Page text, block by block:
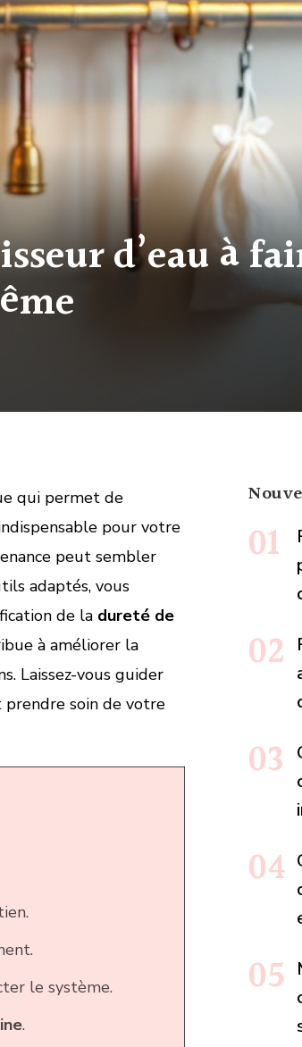
d’eau à
qui permet de
pour votre
peut sembler
adaptés, vous
de la dureté de
à améliorer la
Laissez-vous guider
prendre soin de votre
le système.
.